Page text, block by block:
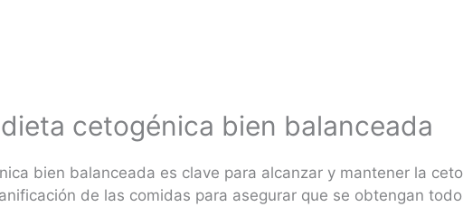
cetogénica bien balanceada
bien balanceada es clave para alcanzar y mantener la
de las comidas para asegurar que se obtengan